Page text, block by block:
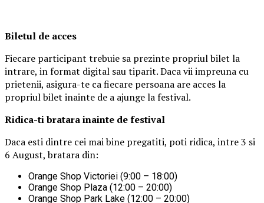
Biletul de acces
Fiecare participant trebuie sa prezinte propriul bilet la
intrare, in format digital sau tiparit. Daca vii impreuna cu
prietenii, asigura-te ca fiecare persoana are acces la
propriul bilet inainte de a ajunge la festival.
Ridica-ti bratarainainte de festival
Daca esti dintre cei mai bine pregatiti, poti ridica, intre 3 si
6 August, bratara din:
Orange Shop Victoriei (9:00 – 18:00)
Orange Shop Plaza (12:00 – 20:00)
Orange Shop Park Lake (12:00 – 20:00)